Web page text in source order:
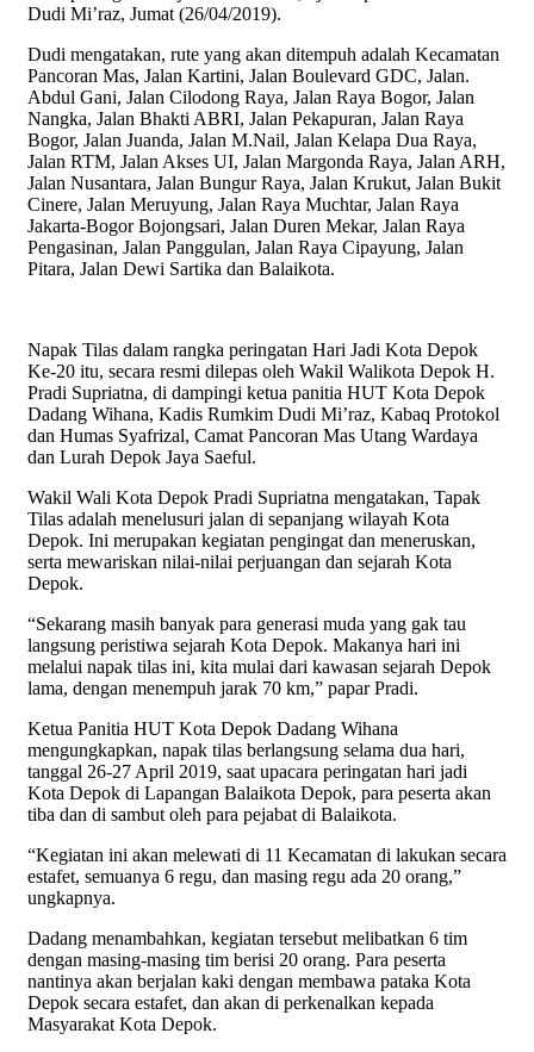
Dudi Mi’raz, Jumat (26/04/2019).
Dudi mengatakan, rute yang akan ditempuh adalah Kecamatan
Pancoran Mas, Jalan Kartini, Jalan Boulevard GDC, Jalan.
Abdul Gani, Jalan Cilodong Raya, Jalan Raya Bogor, Jalan
Nangka, Jalan Bhakti ABRI, Jalan Pekapuran, Jalan Raya
Bogor, Jalan Juanda, Jalan M.Nail, Jalan Kelapa Dua Raya,
Jalan RTM, Jalan Akses UI, Jalan Margonda Raya, Jalan ARH,
Jalan Nusantara, Jalan Bungur Raya, Jalan Krukut, Jalan Bukit
Cinere, Jalan Meruyung, Jalan Raya Muchtar, Jalan Raya
Jakarta-Bogor Bojongsari, Jalan Duren Mekar, Jalan Raya
Pengasinan, Jalan Panggulan, Jalan Raya Cipayung, Jalan
Pitara, Jalan Dewi Sartika dan Balaikota.
Napak Tilas dalam rangka peringatan Hari Jadi Kota Depok
Ke-20 itu, secara resmi dilepas oleh Wakil Walikota Depok H.
Pradi Supriatna, di dampingi ketua panitia HUT Kota Depok
Dadang Wihana, Kadis Rumkim Dudi Mi’raz, Kabaq Protokol
dan Humas Syafrizal, Camat Pancoran Mas Utang Wardaya
dan Lurah Depok Jaya Saeful.
Wakil Wali Kota Depok Pradi Supriatna mengatakan, Tapak
Tilas adalah menelusuri jalan di sepanjang wilayah Kota
Depok. Ini merupakan kegiatan pengingat dan meneruskan,
serta mewariskan nilai-nilai perjuangan dan sejarah Kota
Depok.
“Sekarang masih banyak para generasi muda yang gak tau
langsung peristiwa sejarah Kota Depok. Makanya hari ini
melalui napak tilas ini, kita mulai dari kawasan sejarah Depok
lama, dengan menempuh jarak 70 km,” papar Pradi.
Ketua Panitia HUT Kota Depok Dadang Wihana
mengungkapkan, napak tilas berlangsung selama dua hari,
tanggal 26-27 April 2019, saat upacara peringatan hari jadi
Kota Depok di Lapangan Balaikota Depok, para peserta akan
tiba dan di sambut oleh para pejabat di Balaikota.
“Kegiatan ini akan melewati di 11 Kecamatan di lakukan secara
estafet, semuanya 6 regu, dan masing regu ada 20 orang,”
ungkapnya.
Dadang menambahkan, kegiatan tersebut melibatkan 6 tim
dengan masing-masing tim berisi 20 orang. Para peserta
nantinya akan berjalan kaki dengan membawa pataka Kota
Depok secara estafet, dan akan di perkenalkan kepada
Masyarakat Kota Depok.